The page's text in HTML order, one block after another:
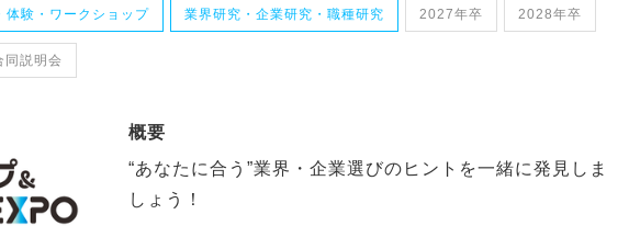
体験・ワークショップ 業界研究・企業研究・職種研究 2027年卒 2028年卒
同説明会
概要
“あなたに合う”業界・企業選びのヒントを一緒に発見しま
しょう！